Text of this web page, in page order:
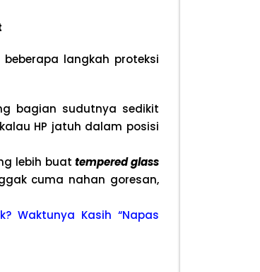
langkah proteksi
bagian sudutnya sedikit
HP jatuh dalam posisi
lebih buattempered glass
cuma nahan goresan,
Waktunya Kasih “Napas